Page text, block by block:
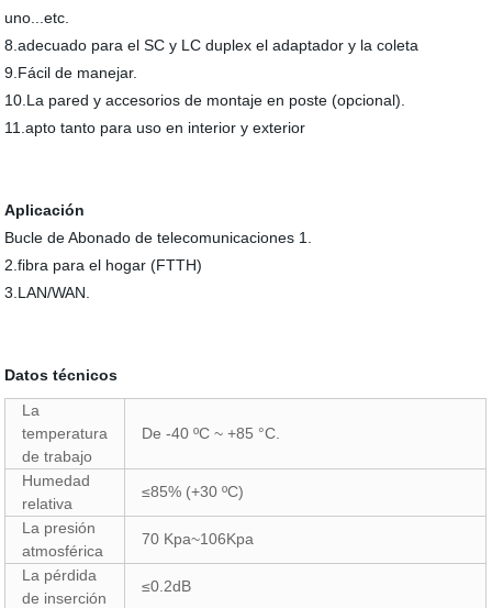
uno...etc.
8.adecuado para el SC y LC duplex el adaptador y la coleta
9.Fácil de manejar.
10.La pared y accesorios de montaje en poste (opcional).
11.apto tanto para uso en interior y exterior
Aplicación
Bucle de Abonado de telecomunicaciones 1.
2.fibra para el hogar (FTTH)
3.LAN/WAN.
Datos técnicos
La
temperatura
de trabajo
De -40 ºC ~ +85 °C.
Humedad
relativa
≤85% (+30 ºC)
La presión
atmosférica
70 Kpa~106Kpa
La pérdida
de inserción
≤0.2dB